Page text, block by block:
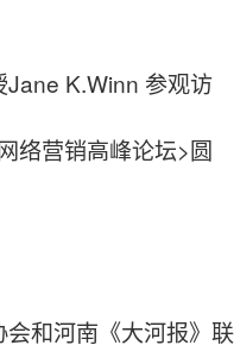
K.Winn 参观访
络营销高峰论坛>圆
和河南《大河报》联